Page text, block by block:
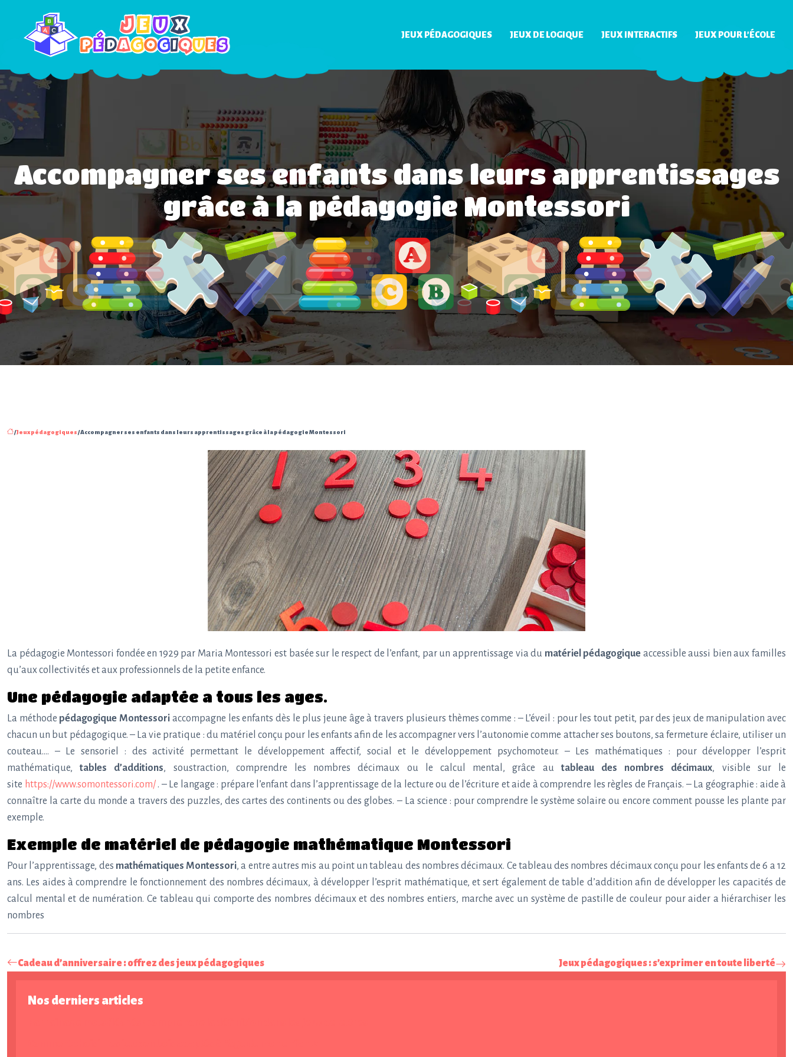
JEUX PÉDAGOGIQUES JEUX DE LOGIQUE JEUX INTERACTIFS JEUX POUR L’ÉCOLE
Accompagner ses enfants dans leurs apprentissages
grâce à la pédagogie Montessori
/Jeux pédagogiques/ Accompagner ses enfants dans leurs apprentissages grâce à la pédagogie Montessori
La pédagogie Montessori fondée en 1929 par Maria Montessori est basée sur le respect de l’enfant, par un apprentissage via du matériel pédagogique accessible aussi bien aux familles
qu’aux collectivités et aux professionnels de la petite enfance.
Une pédagogie adaptée a tous les ages.
La méthode pédagogique Montessori accompagne les enfants dès le plus jeune âge à travers plusieurs thèmes comme : – L’éveil : pour les tout petit, par des jeux de manipulation avec
chacun un but pédagogique. – La vie pratique : du matériel conçu pour les enfants afin de les accompagner vers l’autonomie comme attacher ses boutons, sa fermeture éclaire, utiliser un
couteau…. – Le sensoriel : des activité permettant le développement affectif, social et le développement psychomoteur. – Les mathématiques : pour développer l’esprit
mathématique,tables d’additions, soustraction, comprendre les nombres décimaux ou le calcul mental, grâce au tableau des nombres décimaux, visible sur le
site https://www.somontessori.com/. – Le langage : prépare l’enfant dans l’apprentissage de la lecture ou de l’écriture et aide à comprendre les règles de Français. – La géographie : aide à
connaître la carte du monde a travers des puzzles, des cartes des continents ou des globes. – La science : pour comprendre le système solaire ou encore comment pousse les plante par
exemple.
Exemple de matériel de pédagogie mathématique Montessori
Pour l’apprentissage, des mathématiques Montessori, a entre autres mis au point un tableau des nombres décimaux. Ce tableau des nombres décimaux conçu pour les enfants de 6 a 12
ans. Les aides à comprendre le fonctionnement des nombres décimaux, à développer l’esprit mathématique, et sert également de table d’addition afin de développer les capacités de
calcul mental et de numération. Ce tableau qui comporte des nombres décimaux et des nombres entiers, marche avec un système de pastille de couleur pour aider a hiérarchiser les
nombres
Cadeau d’anniversaire : offrez des jeux pédagogiques Jeux pédagogiques : s’exprimer en toute liberté
Nos derniers articles